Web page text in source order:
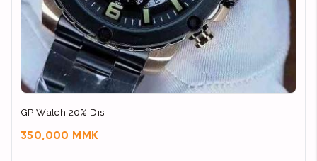
GP Watch 20% Dis
350,000 MMK